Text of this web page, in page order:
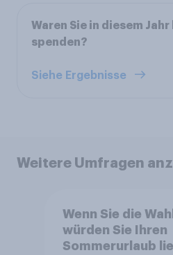
Waren Sie in diesem
spenden?
Siehe Ergebnisse
Weitere Umfragen
Wenn Sie die
würden Sie Ihren
Sommerurlaub